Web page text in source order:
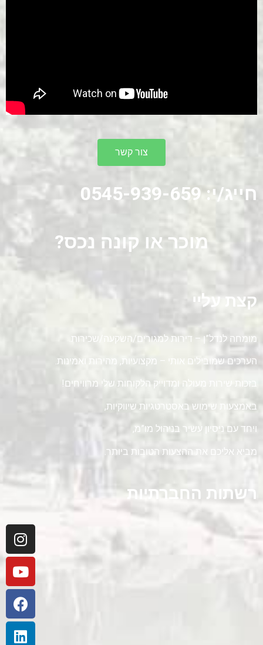
צור קשר
חייג/י:0545-939-659
מוכר או קונה נכס?
קצת עליי
מומחה לנדל”ן – דירות למגורים/השקעה/שכירות.
הערכים שמובילים אותי – מקצועיות, מהירות ואמינות.
בזכות שירות מעולה ומדוייק הלקוחות שלי מרוויחים!
באמצעות שימוש באסטרטגיות שיווקיות,
ויחד עם ניסיון עשיר בניהול מו”מ,
מביא אליכם את ההצעות הטובות ביותר.
רשתות החברתיות